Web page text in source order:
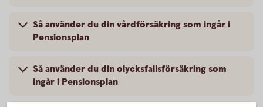
Så använder du din vårdförsäkring som ingår i
Pensionsplan
Så använder du din olycksfallsförsäkring som
ingår i Pensionsplan